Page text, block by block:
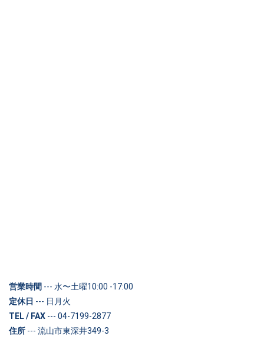
営業時間--- 水〜土曜10:00 -17:00
定休日 --- 日月火
TEL / FAX--- 04-7199-2877
住所--- 流山市東深井349-3